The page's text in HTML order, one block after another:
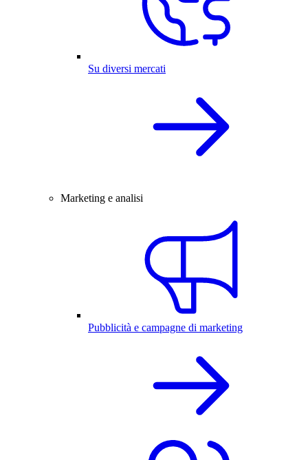
Su diversi mercati
Marketing e analisi
Pubblicità e campagne di marketing